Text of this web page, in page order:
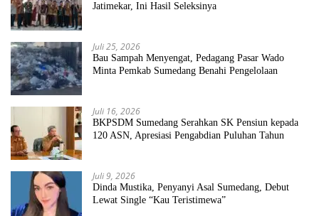
Jatimekar, Ini Hasil Seleksinya
Juli 25, 2026
Bau Sampah Menyengat, Pedagang Pasar Wado
Minta Pemkab Sumedang Benahi Pengelolaan
Juli 16, 2026
BKPSDM Sumedang Serahkan SK Pensiun kepada
120 ASN, Apresiasi Pengabdian Puluhan Tahun
Juli 9, 2026
Dinda Mustika, Penyanyi Asal Sumedang, Debut
Lewat Single “Kau Teristimewa”